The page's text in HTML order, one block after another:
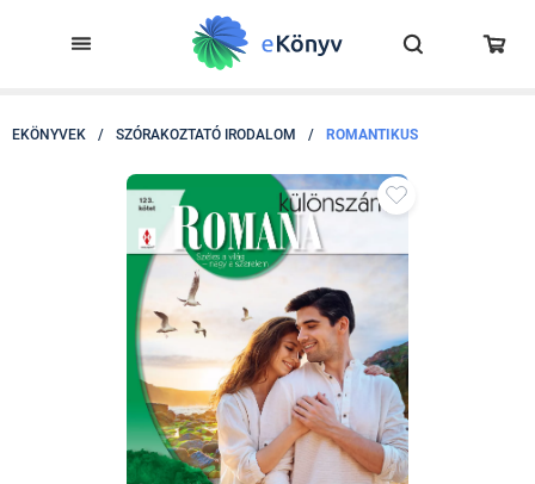
EKÖNYVEK / SZÓRAKOZTATÓ IRODALOM / ROMANTIKUS